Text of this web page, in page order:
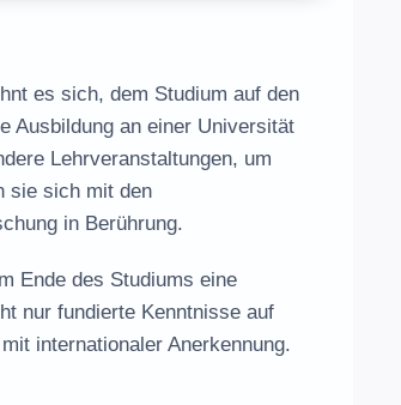
es sich, dem Studium auf den
Ausbildung an einer Universität
Lehrveranstaltungen, um
sie sich mit den
in Berührung.
Ende des Studiums eine
nur fundierte Kenntnisse auf
internationaler Anerkennung.